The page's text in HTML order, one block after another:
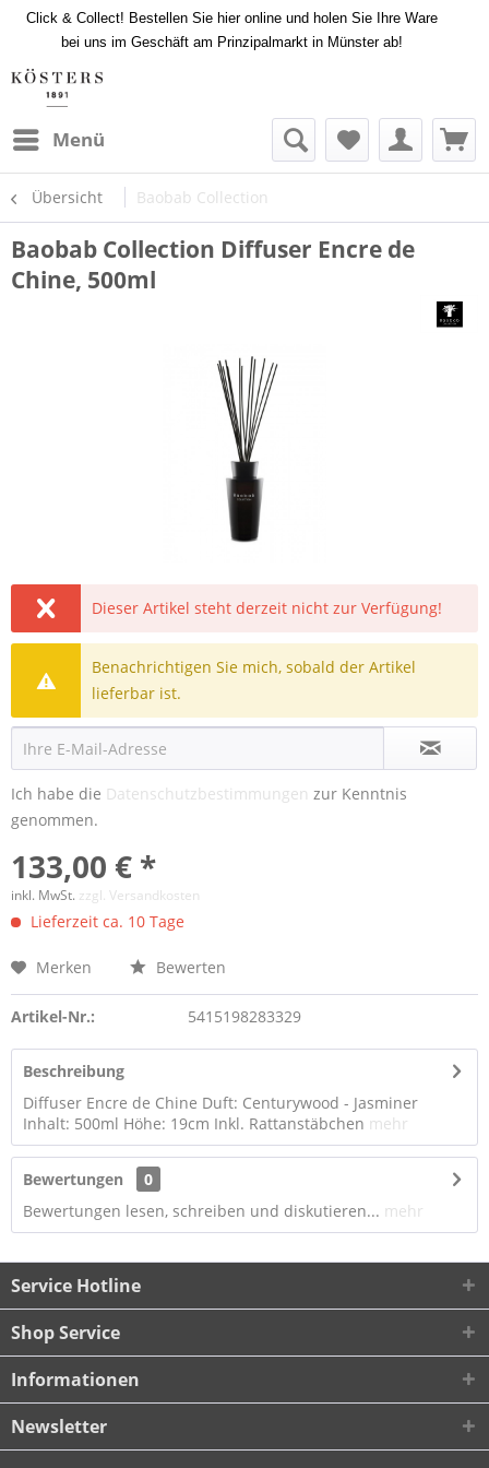
Click & Collect! Bestellen Sie hier online und holen Sie Ihre Ware
bei uns im Geschäft am Prinzipalmarkt in Münster ab!
Menü
Übersicht Baobab Collection
Baobab Collection Diffuser Encre de
Chine, 500ml
Dieser Artikel steht derzeit nicht zur Verfügung!
Benachrichtigen Sie mich, sobald der Artikel
lieferbar ist.
Ich habe die Datenschutzbestimmungen zur Kenntnis
genommen.
133,00 € *
inkl. MwSt. zzgl. Versandkosten
Lieferzeit ca. 10 Tage
Merken Bewerten
Artikel-Nr.: 5415198283329
Beschreibung
Diffuser Encre de Chine Duft: Centurywood - Jasminer
Inhalt: 500ml Höhe: 19cm Inkl. Rattanstäbchen mehr
Bewertungen
0
Bewertungen lesen, schreiben und diskutieren... mehr
Service Hotline
Shop Service
Informationen
Newsletter